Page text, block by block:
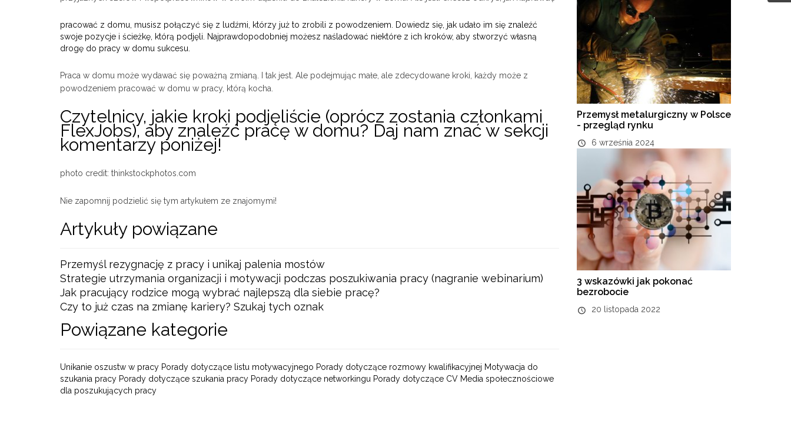
pracować z domu, musisz połączyć się z ludźmi, którzy już to zrobili z powodzeniem. Dowiedz się, jak udało im się znaleźć
swoje pozycje i ścieżkę, którą podjęli. Najprawdopodobniej możesz naśladować niektóre z ich kroków, aby stworzyć własną
drogę do pracy w domu sukcesu.
Praca w domu może wydawać się poważną zmianą. I tak jest. Ale podejmując małe, ale zdecydowane kroki, każdy może z
powodzeniem pracować w domu w pracy, którą kocha.
Czytelnicy, jakie kroki podjęliście (oprócz zostania członkami
FlexJobs), aby znaleźć pracę w domu? Daj nam znać w sekcji
komentarzy poniżej!
photo credit: thinkstockphotos.com
Nie zapomnij podzielić się tym artykułem ze znajomymi!
Artykuły powiązane
Przemyśl rezygnację z pracy i unikaj palenia mostów
Strategie utrzymania organizacji i motywacji podczas poszukiwania pracy (nagranie webinarium)
Jak pracujący rodzice mogą wybrać najlepszą dla siebie pracę?
Czy to już czas na zmianę kariery? Szukaj tych oznak
Powiązane kategorie
Unikanie oszustw w pracy Porady dotyczące listu motywacyjnego Porady dotyczące rozmowy kwalifikacyjnej Motywacja do
szukania pracy Porady dotyczące szukania pracy Porady dotyczące networkingu Porady dotyczące CV Media społecznościowe
dla poszukujących pracy
Przemysł metalurgiczny w Polsce
- przegląd rynku
6 września 2024
3 wskazówki jak pokonać
bezrobocie
20 listopada 2022